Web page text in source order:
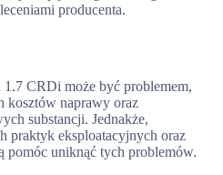
producenta.
CRDi może być problemem,
kosztów naprawy oraz
substancji. Jednakże,
praktyk eksploatacyjnych oraz
pomóc uniknąć tych problemów.